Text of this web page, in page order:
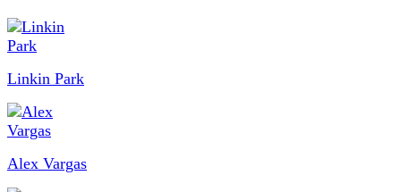
Linkin Park
Alex Vargas